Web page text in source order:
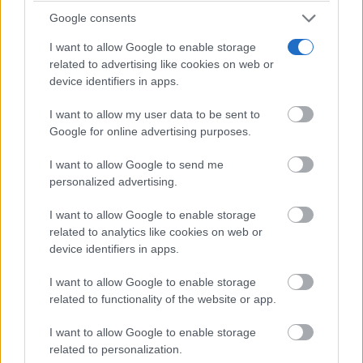
Google consents
I want to allow Google to enable storage
related to advertising like cookies on web or
device identifiers in apps.
I want to allow my user data to be sent to
Google for online advertising purposes.
I want to allow Google to send me
personalized advertising.
I want to allow Google to enable storage
related to analytics like cookies on web or
device identifiers in apps.
I want to allow Google to enable storage
related to functionality of the website or app.
I want to allow Google to enable storage
related to personalization.
las Viñas, oficiada por
D. José Carlos Redondo
, párroco de laParroquia Sagrada Familia
La celebración contará con la participación del
de la Parroquia Sagrada Familia
12:00 horas · Tomelloso
Tendrá lugar lasalida hacia Pinilla de las reatas
participantesen esta Romería.
“Los jóvenes con su Patrona”
con el ofrecimiento de peñas y grupos a la
Virgen de